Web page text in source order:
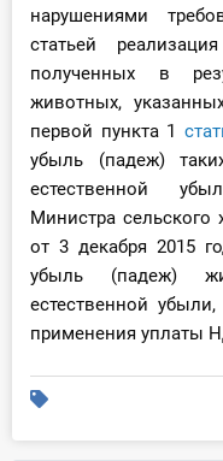
нарушениями
статьей
полученных в
животных,
первой пункта 1
убыль (падеж)
естественной
Министра сельского
от 3 декабря 2015
убыль (падеж)
естественной
применения уплаты